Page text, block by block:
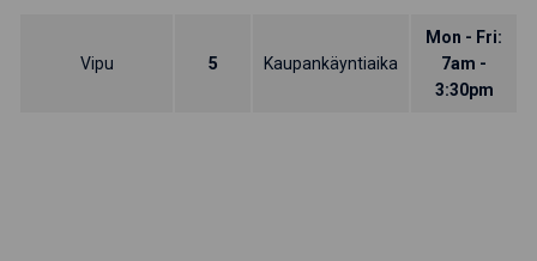
Vipu 5 Kaupankäyntiaika
Mon - Fri:
7am -
3:30pm